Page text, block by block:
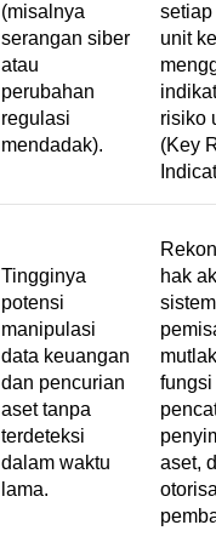
(misalnya
serangan siber
atau
perubahan
regulasi
mendadak).
unit
risiko
(Key
Tingginya
potensi
manipulasi
data keuangan
dan pencurian
aset tanpa
terdeteksi
dalam waktu
lama.
hak
fungsi
aset,